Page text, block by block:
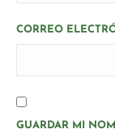
CORREO
GUARDAR MI